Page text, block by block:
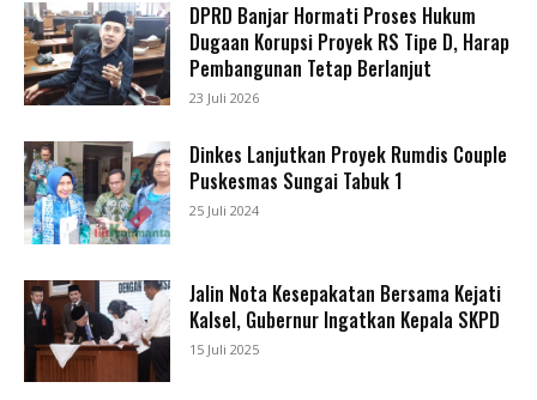
DPRD Banjar Hormati Proses Hukum
Dugaan Korupsi Proyek RS Tipe D, Harap
Pembangunan Tetap Berlanjut
23 Juli 2026
Dinkes Lanjutkan Proyek Rumdis Couple
Puskesmas Sungai Tabuk 1
25 Juli 2024
Jalin Nota Kesepakatan Bersama Kejati
Kalsel, Gubernur Ingatkan Kepala SKPD
15 Juli 2025